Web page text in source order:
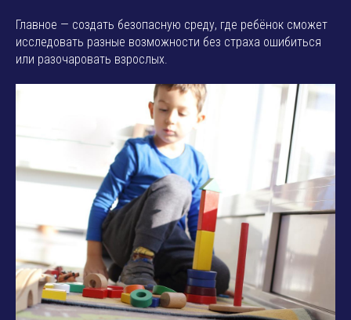
Главное — создать безопасную среду, где ребёнок сможет
исследовать разные возможности без страха ошибиться
или разочаровать взрослых.